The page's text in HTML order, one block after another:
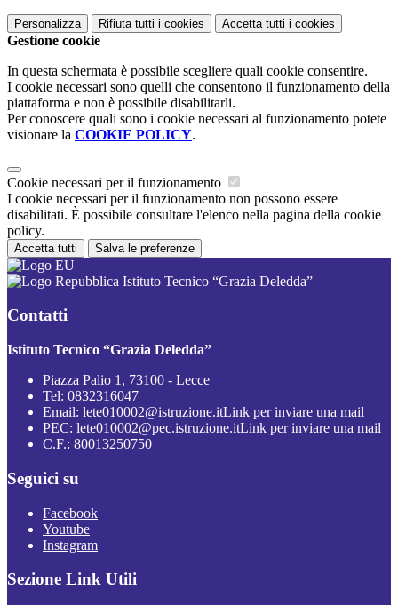
Personalizza Rifiuta tutti i cookies Accetta tutti i cookies
Gestione cookie
In questa schermata è possibile scegliere quali cookie consentire.
I cookie necessari sono quelli che consentono il funzionamento della
piattaforma e non è possibile disabilitarli.
Per conoscere quali sono i cookie necessari al funzionamento potete
visionare la COOKIE POLICY.
Cookie necessari per il funzionamento
I cookie necessari per il funzionamento non possono essere
disabilitati. È possibile consultare l'elenco nella pagina della cookie
policy.
Accetta tutti Salva le preferenze
Istituto Tecnico “Grazia Deledda”
Contatti
Istituto Tecnico “Grazia Deledda”
Piazza Palio 1, 73100 - Lecce
Tel: 0832316047
Email: lete010002@istruzione.itLink per inviare una mail
PEC: lete010002@pec.istruzione.itLink per inviare una mail
C.F.: 80013250750
Seguici su
Facebook
Youtube
Instagram
Sezione Link Utili